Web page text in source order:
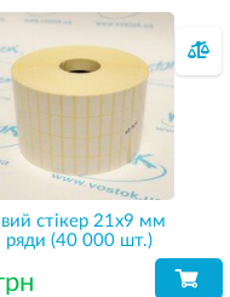
стікер 21х9 мм
ряди (40 000 шт.)